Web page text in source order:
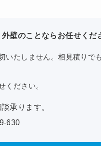
壁のことならお任せくだ
いたしません。相見積りで
ください。
承ります。
630